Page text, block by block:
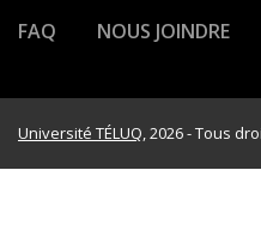
FAQ NOUS JOINDRE
Université TÉLUQ, 2026 - Tous